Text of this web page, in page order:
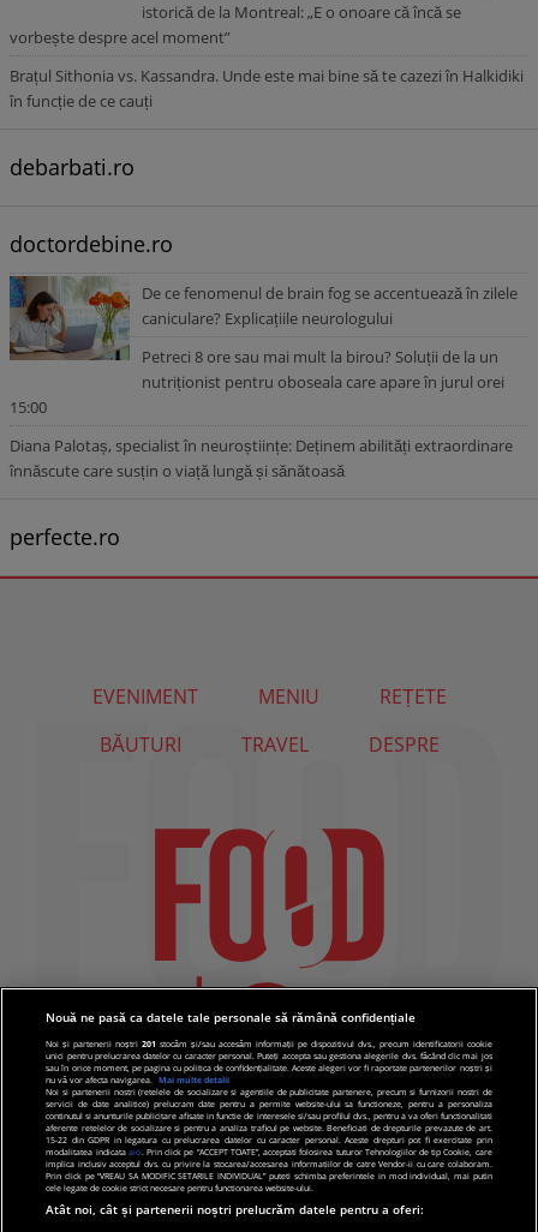
istorică de la Montreal: „E o onoare că încă se
vorbește despre acel moment”
Brațul Sithonia vs. Kassandra. Unde este mai bine să te cazezi în Halkidiki
în funcție de ce cauți
debarbati.ro
doctordebine.ro
De ce fenomenul de brain fog se accentuează în zilele
caniculare? Explicațiile neurologului
Petreci 8 ore sau mai mult la birou? Soluții de la un
nutriționist pentru oboseala care apare în jurul orei
15:00
Diana Palotaș, specialist în neuroștiințe: Deținem abilități extraordinare
înnăscute care susțin o viață lungă și sănătoasă
perfecte.ro
EVENIMENT MENIU
REȚETE
BĂUTURI
TRAVEL DESPRE
Nouă ne pasă ca datele tale personale să rămână confidențiale
Noi și partenerii noștri201 stocăm și/sau accesăm informații pe dispozitivul dvs., precum identificatorii cookie
unici pentru prelucrarea datelor cu caracter personal. Puteți accepta sau gestiona alegerile dvs. făcând clic mai jos
sau în orice moment, pe pagina cu politica de confidențialitate. Aceste alegeri vor fi raportate partenerilor noștri și
nu vă vor afecta navigarea.
Mai multe detalii
Noi si partenerii nostri (retelele de socializare si agentiile de publicitate partenere, precum si furnizorii nostri de
servicii de date analitice) prelucram date pentru a permite website-ului sa functioneze, pentru a personaliza
continutul si anunturile publicitare afisate in functie de interesele si/sau profilul dvs., pentru a va oferi functionalitati
aferente retelelor de socializare si pentru a analiza traficul pe website. Beneficiati de drepturile prevazute de art.
15-22 din GDPR in legatura cu prelucrarea datelor cu caracter personal. Aceste drepturi pot fi exercitate prin
modalitatea indicata aici. Prin click pe “ACCEPT TOATE”, acceptati folosirea tuturor Tehnologiilor de tip Cookie, care
implica inclusiv acceptul dvs. cu privire la stocarea/accesarea informatiilor de catre Vendor-ii cu care colaboram.
Prin click pe “VREAU SA MODIFIC SETARILE INDIVIDUAL” puteti schimba preferintele in mod individual, mai putin
cele legate de cookie strict necesare pentru functionarea website-ului.
Atât noi, cât și partenerii noștri prelucrăm datele pentru a oferi: